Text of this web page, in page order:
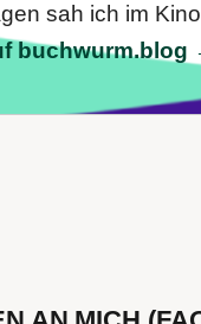
sah ich im
buchwurm.blog